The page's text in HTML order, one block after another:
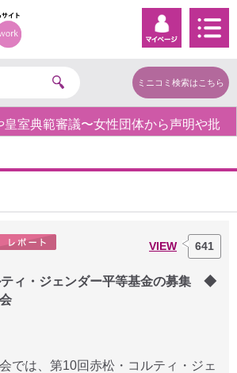
ミニコミ検索はこちら
皇室典範審議〜女性団体から声明や批
VIEW 641
ティ・ジェンダー平等基金の募集 ◆
では、第10回赤松・コルティ・ジェ